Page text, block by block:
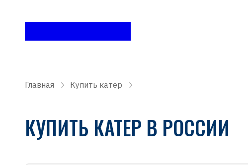
Главная Купить катер
КУПИТЬ КАТЕР В РОССИИ